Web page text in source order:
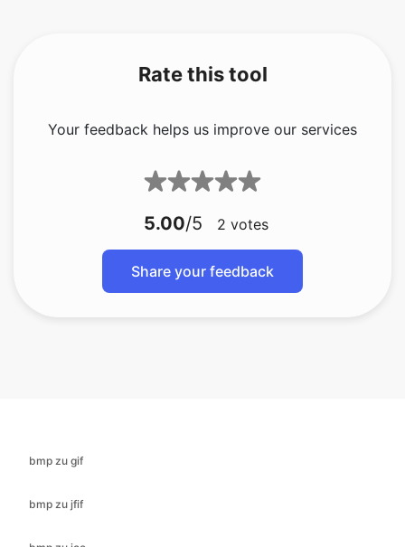
5.00
Share your feedback
bmp zu ico
bmp zu jpg